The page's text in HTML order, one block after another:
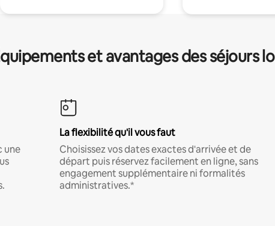
et avantages des séjours
une
La flexibilité qu'il vous faut
Choisissez vos dates exactes d'arrivée et de
départ puis réservez facilement en ligne, sans
engagement supplémentaire ni formalités
administratives.*